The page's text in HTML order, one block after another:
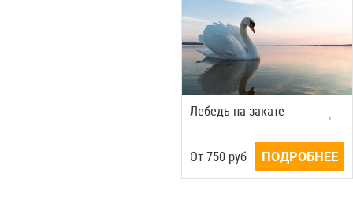
Лебедь на закате
Oт750руб ПОДРОБНЕЕ